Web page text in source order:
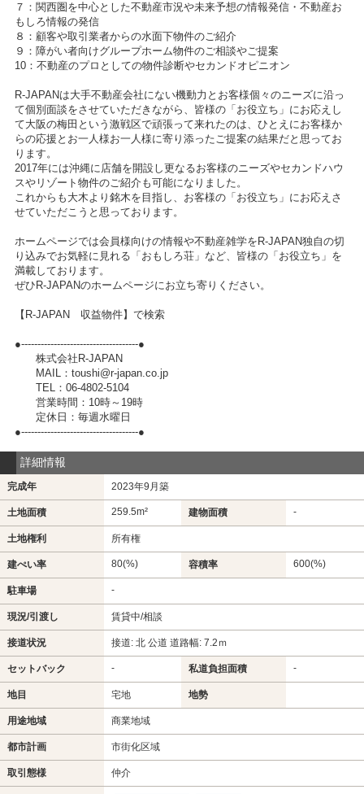
７：関西圏を中心とした不動産市況や未来予想の情報発信・不動産お
もしろ情報の発信
８：顧客や取引業者からの水面下物件のご紹介
９：障がい者向けグループホーム物件のご相談やご提案
10：不動産のプロとしての物件診断やセカンドオピニオン
R-JAPANは大手不動産会社にない機動力とお客様個々のニーズに沿っ
て個別面談をさせていただきながら、皆様の「お役立ち」にお応えし
て大阪の梅田という激戦区で頑張って来れたのは、ひとえにお客様か
らの応援とお一人様お一人様に寄り添ったご提案の結果だと思ってお
ります。
2017年には沖縄に店舗を開設し更なるお客様のニーズやセカンドハウ
スやリゾート物件のご紹介も可能になりました。
これからも大木より銘木を目指し、お客様の「お役立ち」にお応えさ
せていただこうと思っております。
ホームページでは会員様向けの情報や不動産雑学をR-JAPAN独自の切
り込みでお気軽に見れる「おもしろ荘」など、皆様の「お役立ち」を
満載しております。
ぜひR-JAPANのホームページにお立ち寄りください。
【R-JAPAN 収益物件】で検索
●------------------------------------●
株式会社R-JAPAN
MAIL：toushi@r-japan.co.jp
TEL：06-4802-5104
営業時間：10時～19時
定休日：毎週水曜日
●------------------------------------●
詳細情報
完成年 2023年9月築
土地面積 259.5m² 建物面積 -
土地権利 所有権
建ぺい率 80(%) 容積率 600(%)
駐車場 -
現況/引渡し 賃貸中/相談
接道状況 接道: 北 公道 道路幅: 7.2ｍ
セットバック - 私道負担面積 -
地目 宅地 地勢
用途地域 商業地域
都市計画 市街化区域
取引態様 仲介